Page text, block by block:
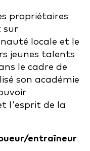
propriétaires
sur
locale et le
jeunes talents
le cadre de
son académie
l'esprit de la
entraîneur